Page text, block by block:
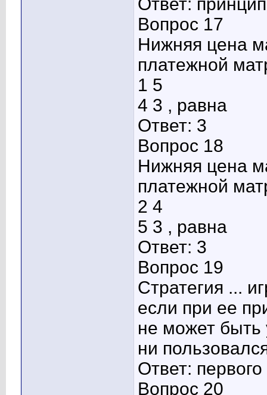
Ответ:
Вопрос 17
Нижняя цена
платежной
1 5
4 3 , равна
Ответ: 3
Вопрос 18
Нижняя цена
платежной
2 4
5 3 , равна
Ответ: 3
Вопрос 19
Стратегия ...
если при ее
не может быть
ни
Ответ: первого
Вопрос 20